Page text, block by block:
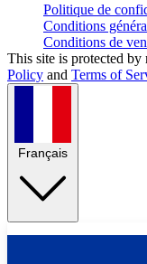
Politique de
Conditions
Conditions de
This site is protected
Policy and Terms of
Français